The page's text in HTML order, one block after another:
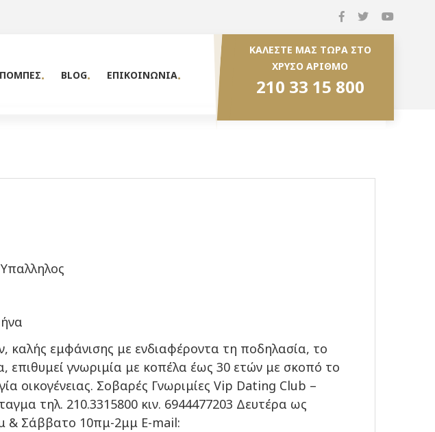
BLOG ΕΠΙΚΟΙΝΩΝΙΑ
ΚΑΛΕΣΤΕ ΜΑΣ ΤΩΡΑ ΣΤΟ
ΧΡΥΣΟ ΑΡΙΘΜΟ
210 33 15 800
καλής εμφάνισης με ενδιαφέροντα τη ποδηλασία, το
επιθυμεί γνωριμία με κοπέλα έως 30 ετών με σκοπό το
οικογένειας. Σοβαρές Γνωριμίες Vip Dating Club –
τηλ. 210.3315800 κιν. 6944477203 Δευτέρα ως
& Σάββατο 10πμ-2μμ E-mail: